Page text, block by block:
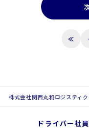
≪
株式会社関西丸和ロジスティ
ドライバー社